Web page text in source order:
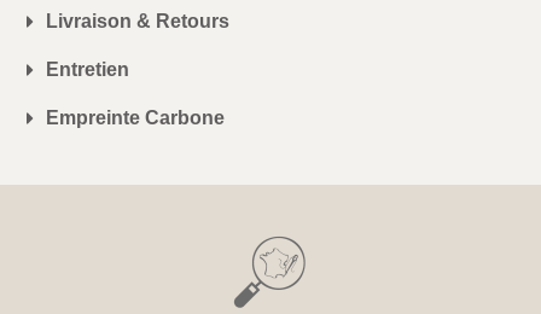
Livraison & Retours
Entretien
Empreinte Carbone